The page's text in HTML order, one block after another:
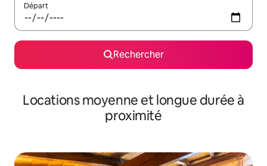
Départ
Rechercher
Locations moyenne et longue durée à
proximité